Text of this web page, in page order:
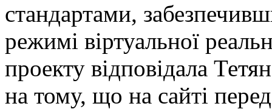
стандартами,
режимі віртуальної
проекту відповідала
на тому, що на сайті